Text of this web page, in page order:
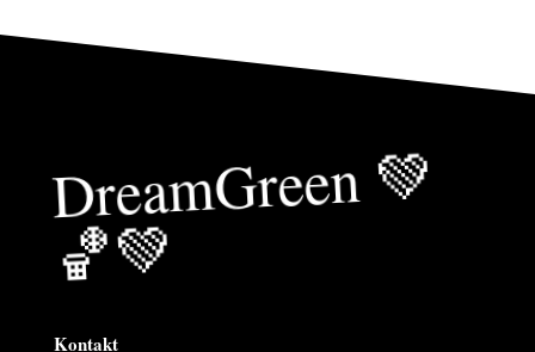
Drea
mGreen
💚
🏀
💚
Kontakt